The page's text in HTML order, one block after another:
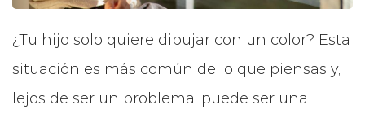
¿Tu hijo solo quiere dibujar con un color? Esta
situación es más común de lo que piensas y,
lejos de ser un problema, puede ser una